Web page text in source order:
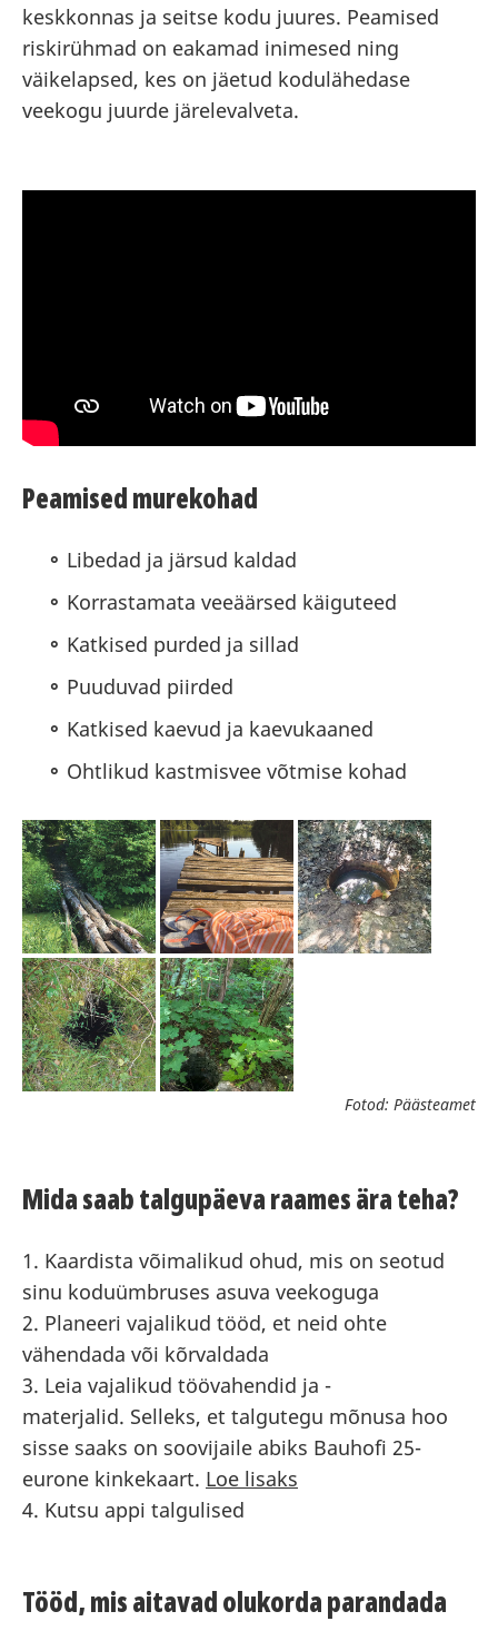
keskkonnas ja seitse kodu juures. Peamised
riskirühmad on eakamad inimesed ning
väikelapsed, kes on jäetud kodulähedase
veekogu juurde järelevalveta.
Peamised murekohad
Libedad ja järsud kaldad
Korrastamata veeäärsed käiguteed
Katkised purded ja sillad
Puuduvad piirded
Katkised kaevud ja kaevukaaned
Ohtlikud kastmisvee võtmise kohad
Fotod: Päästeamet
Mida saab talgupäeva raames ära teha?
1. Kaardista võimalikud ohud, mis on seotud
sinu koduümbruses asuva veekoguga
2. Planeeri vajalikud tööd, et neid ohte
vähendada või kõrvaldada
3. Leia vajalikud töövahendid ja -
materjalid. Selleks, et talgutegu mõnusa hoo
sisse saaks on soovijaile abiks Bauhofi 25-
eurone kinkekaart. Loe lisaks
4. Kutsu appi talgulised
Tööd, mis aitavad olukorda parandada